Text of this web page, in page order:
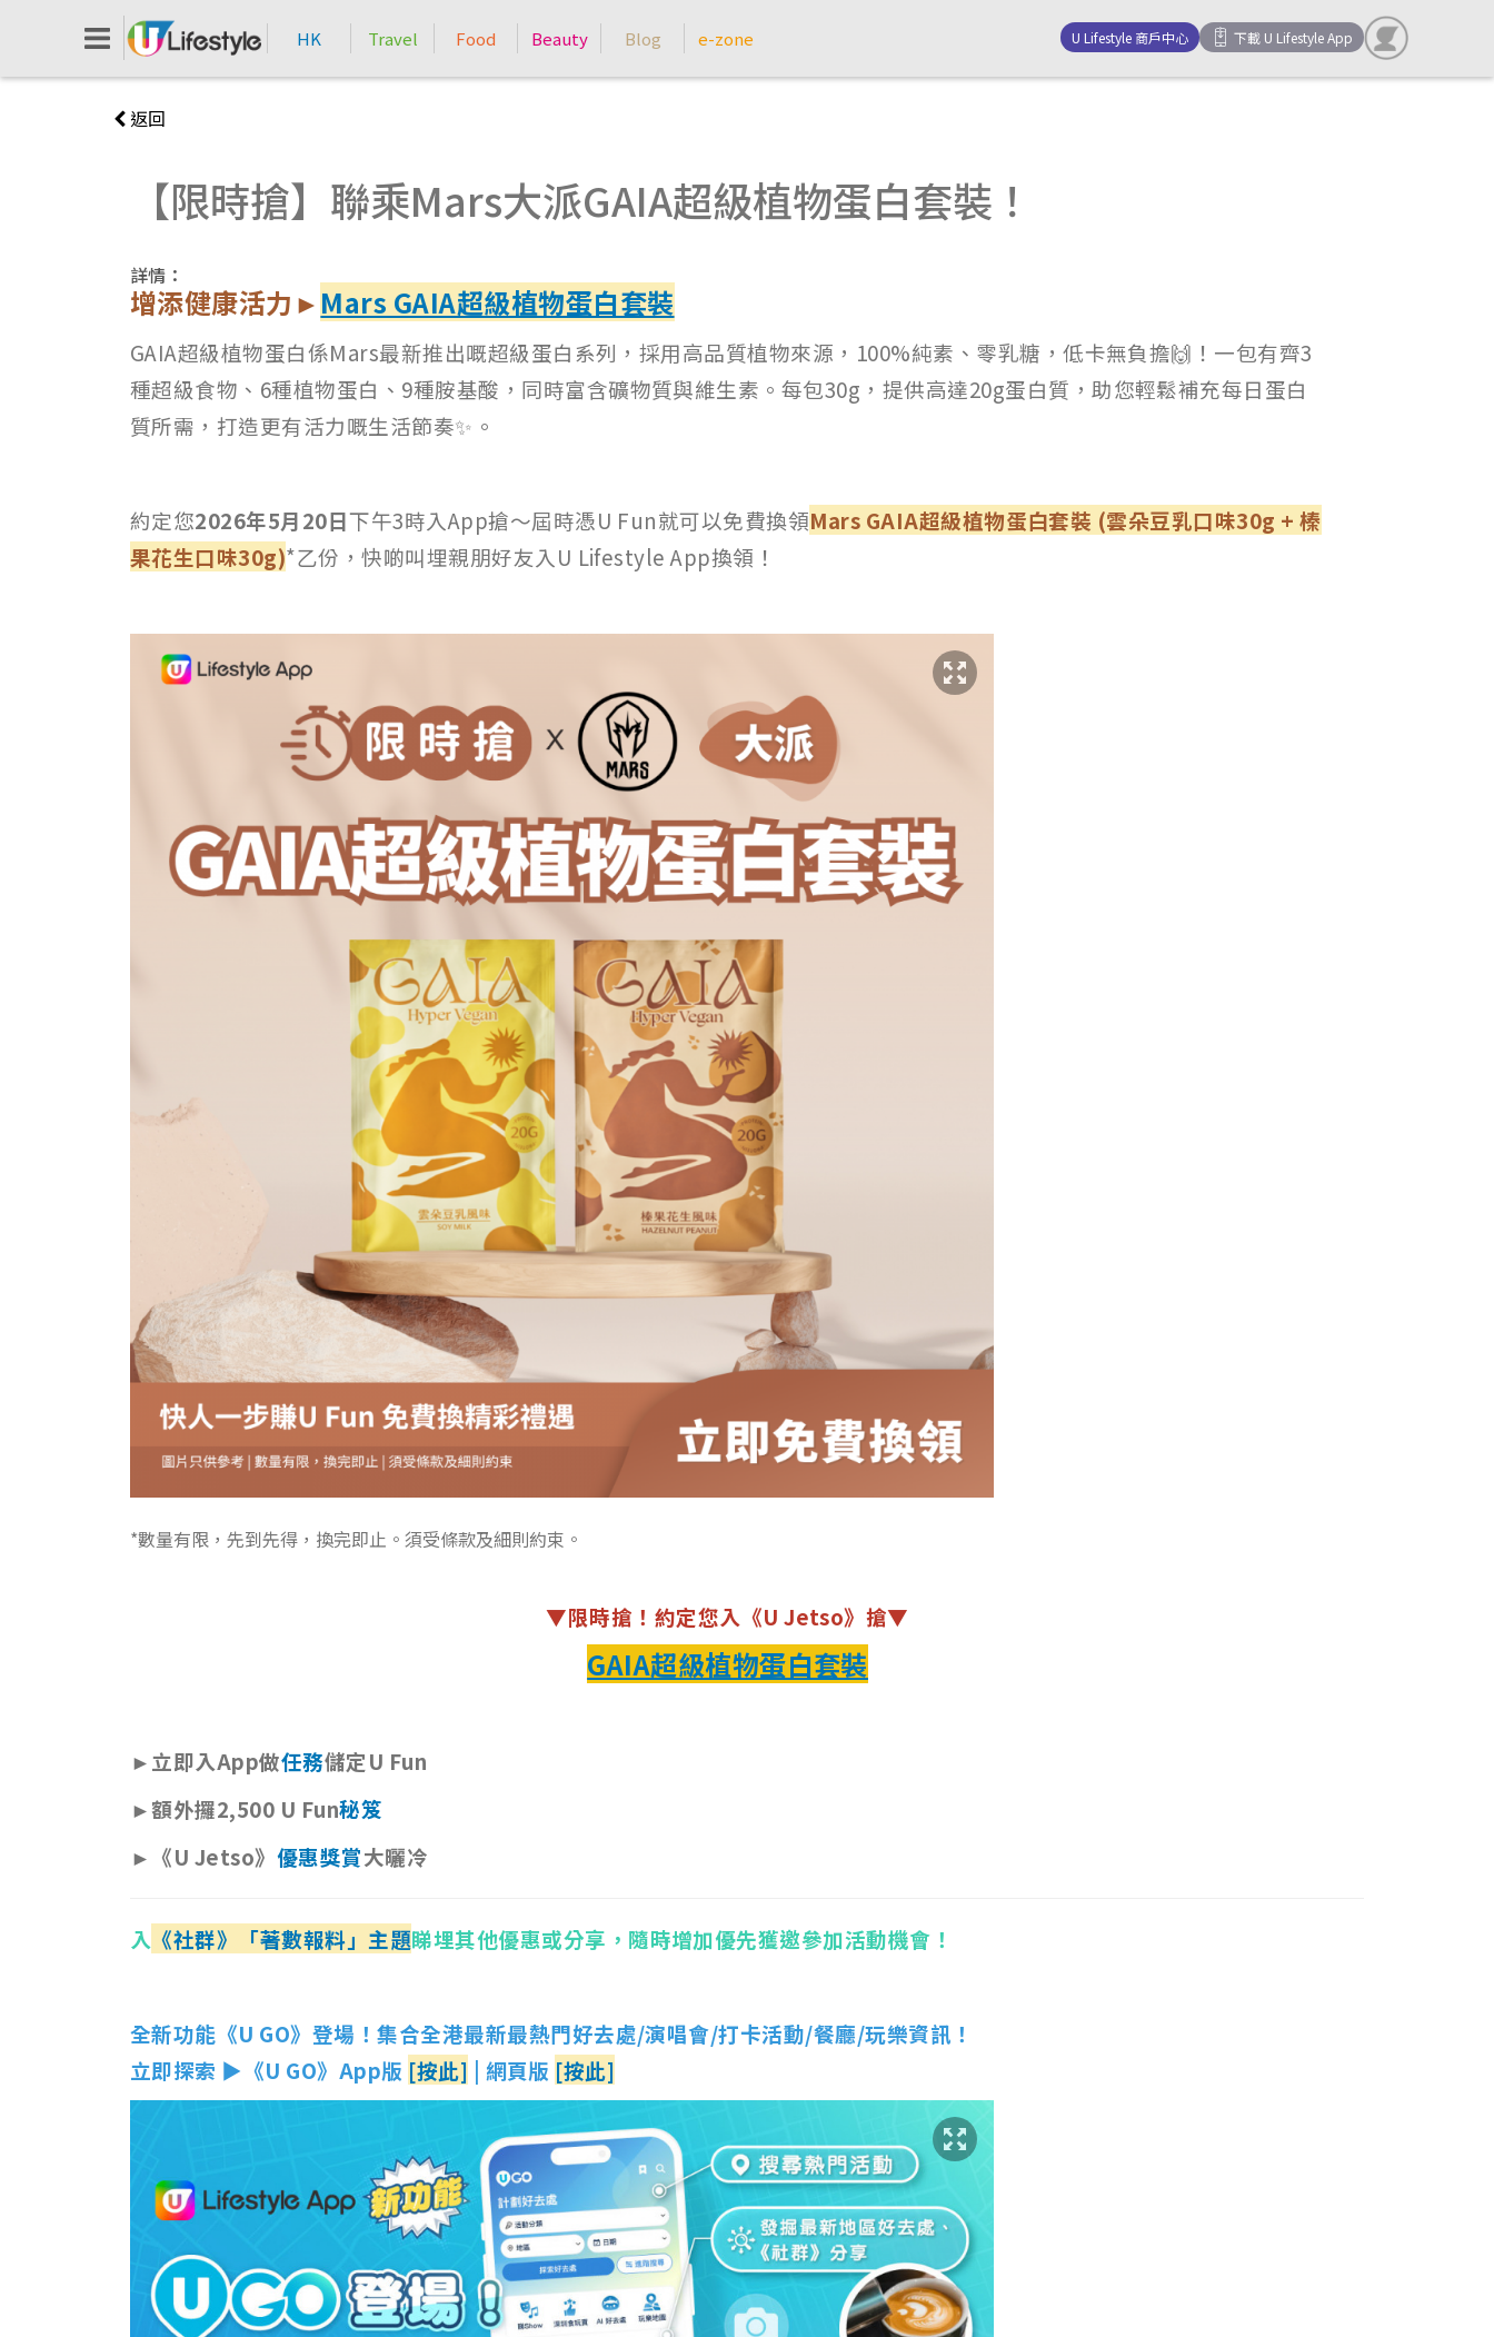
HK Travel Food Beauty Blog e-zone U Lifestyle 商戶中心 下載 U Lifestyle App
返回
【限時搶】聯乘Mars大派GAIA超級植物蛋白套裝！
詳情：
增添健康活力► Mars GAIA超級植物蛋白套裝
GAIA超級植物蛋白係Mars最新推出嘅超級蛋白系列，採用高品質植物來源，100%純素、零乳糖，低卡無負擔🙌！一包有齊3
種超級食物、6種植物蛋白、9種胺基酸，同時富含礦物質與維生素。每包30g，提供高達20g蛋白質，助您輕鬆補充每日蛋白
質所需，打造更有活力嘅生活節奏✨。
約定您2026年5月20日下午3時入App搶～屆時憑U Fun就可以免費換領Mars GAIA超級植物蛋白套裝 (雲朵豆乳口味30g + 榛
果花生口味30g)*乙份，快啲叫埋親朋好友入U Lifestyle App換領！
*數量有限，先到先得，換完即止。須受條款及細則約束。
▼限時搶！約定您入《U Jetso》搶▼
GAIA超級植物蛋白套裝
►立即入App做任務儲定U Fun
►額外攞2,500 U Fun秘笈
►《U Jetso》 優惠獎賞大曬冷
入 《社群》「著數報料」主題睇埋其他優惠或分享，隨時增加優先獲邀參加活動機會！
全新功能《U GO》登場！集合全港最新最熱門好去處/演唱會/打卡活動/餐廳/玩樂資訊！
立即探索 ▶《U GO》App版 [按此] | 網頁版 [按此]